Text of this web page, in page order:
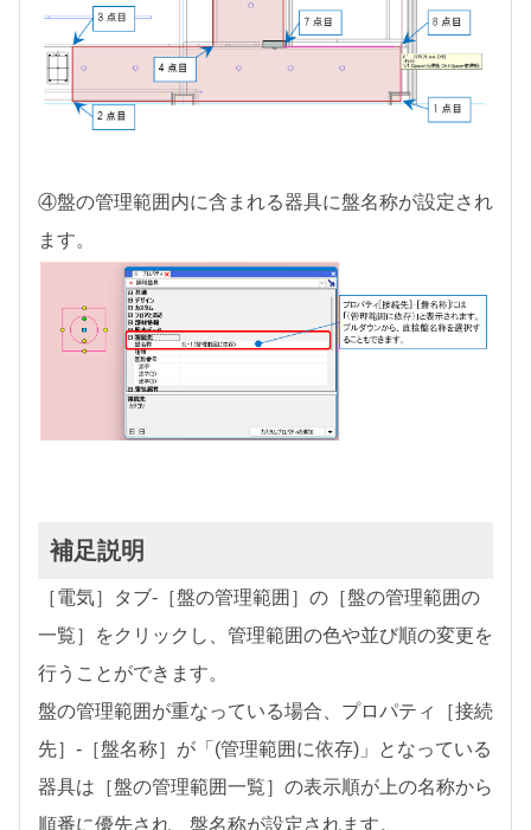
④盤の管理範囲内に含まれる器具に盤名称が設定され
ます。
補足説明
［電気］タブ-［盤の管理範囲］の［盤の管理範囲の
一覧］をクリックし、管理範囲の色や並び順の変更を
行うことができます。
盤の管理範囲が重なっている場合、プロパティ［接続
先］-［盤名称］が「(管理範囲に依存)」となっている
器具は［盤の管理範囲一覧］の表示順が上の名称から
順番に優先され、盤名称が設定されます。